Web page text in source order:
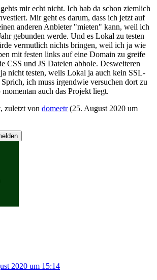
mir echt nicht. Ich hab da schon ziemlich
Mir geht es darum, dass ich jetzt auf
anderen Anbieter "mieten" kann, weil ich
gebunden werde. Und es Lokal zu testen
vermutlich nichts bringen, weil ich ja wie
mit festen links auf eine Domain zu greife
CSS und JS Dateien abhole. Desweiteren
nicht testen, weils Lokal ja auch kein SSL-
ich muss irgendwie versuchen dort zu
auch das Projekt liegt.
zuletzt von domeetr(25. August 2020 um
2020 um 15:14